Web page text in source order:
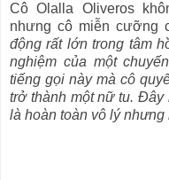
Cô Olalla Oliveros
nhưng cô miễn cưỡng
động rất lớn trong tâm
nghiệm của một
tiếng gọi này mà cô
trở thành một nữ tu.
là hoàn toàn vô lý